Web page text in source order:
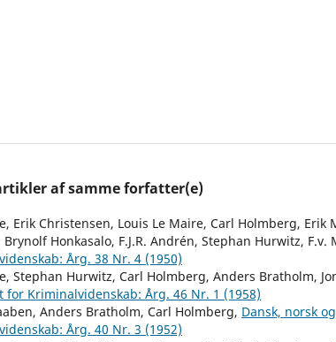
af samme forfatter(e)
Erik Christensen, Louis Le Maire, Carl Holmberg,
Brynolf Honkasalo, F.J.R. Andrén, Stephan Hurwitz, F.v.
Årg. 38 Nr. 4 (1950)
Stephan Hurwitz, Carl Holmberg, Anders Bratholm,
for Kriminalvidenskab: Årg. 46 Nr. 1 (1958)
Anders Bratholm, Carl Holmberg, Dansk, norsk
Årg. 40 Nr. 3 (1952)